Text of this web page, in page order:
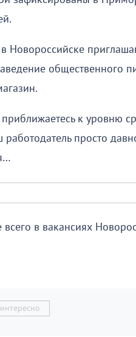
Новороссийске
общественного
к уровню
просто
в вакансиях